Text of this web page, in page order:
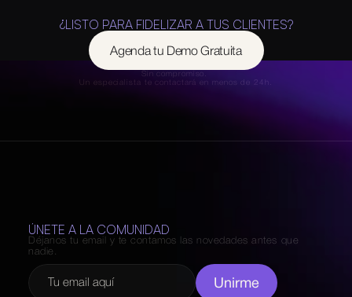
¿LISTO PARA FIDELIZAR A TUS CLIENTES?
Agenda tu Demo Gratuita
Sin compromiso.
Un especialista te contactará en menos de 24h.
ÚNETE A LA COMUNIDAD
Déjanos tu email y te contamos las novedades antes que
nadie.
Unirme